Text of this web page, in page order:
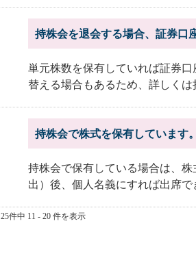
持株会を退会する場合、証券口
単元株数を保有していれば証券
替える場合もあるため、詳しく
持株会で株式を保有しています
持株会で保有している場合は、
出）後、個人名義にすれば出席で
25件中 11 - 20 件を表示